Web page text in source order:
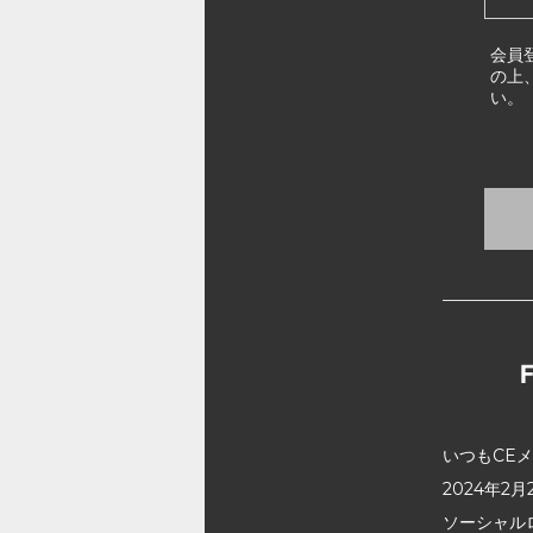
会員
の上
い。
いつもCE
2024年2月
ソーシャ